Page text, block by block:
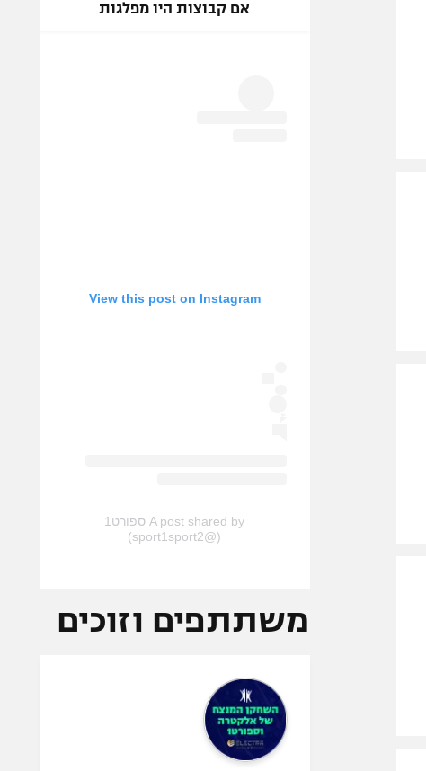
אם קבוצות היו מפלגות
View this post on Instagram
A post shared by ספורט1
(@sport1sport2)
משתתפים וזוכים